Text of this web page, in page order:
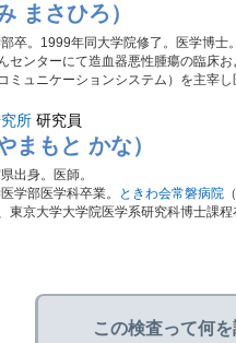
まさひろ）
卒。1999年同大学院修了。医学博士。
センターにて造血器悪性腫瘍の臨床
ミュニケーションシステム）を主宰
所 研究員
まもと かな）
出身。医師。
学部医学科卒業。
ときわ会常磐病院
東京大学大学院医学系研究科博士課
この検査って何